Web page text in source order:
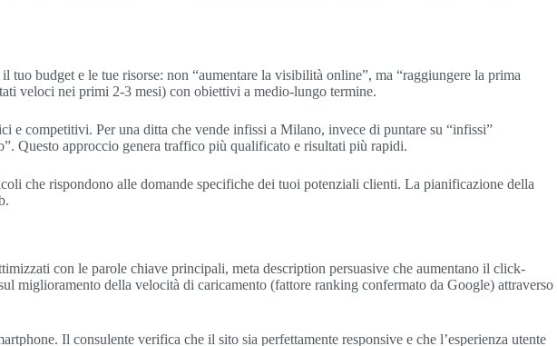
budget e le tue risorse: non “aumentare la visibilità online”, ma “raggiungere la prima
veloci nei primi 2-3 mesi) con obiettivi a medio-lungo termine.
e competitivi. Per una ditta che vende infissi a Milano, invece di puntare su “infissi”
Questo approccio genera traffico più qualificato e risultati più rapidi.
che rispondono alle domande specifiche dei tuoi potenziali clienti. La pianificazione della
con le parole chiave principali, meta description persuasive che aumentano il click-
miglioramento della velocità di caricamento (fattore ranking confermato da Google) attraverso
Il consulente verifica che il sito sia perfettamente responsive e che l’esperienza utente